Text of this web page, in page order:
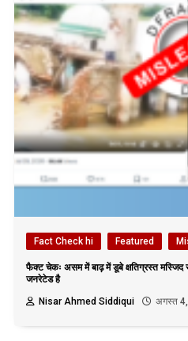
Fact Check hi Featured
फैक्ट चेकः असम में बाढ़ में डूबे क्षतिग्रस्त
जनरेटेड है
Nisar Ahmed Siddiqui
अगस्त